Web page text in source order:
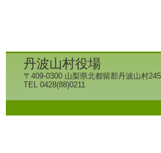
丹波山村役場
〒409-0300 山梨県北都留郡丹波山村
TEL 0428(88)0211